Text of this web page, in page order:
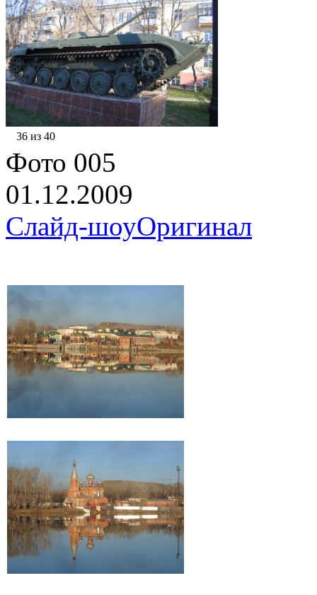
36 из 40
Фото 005
01.12.2009
Слайд-шоуОригинал